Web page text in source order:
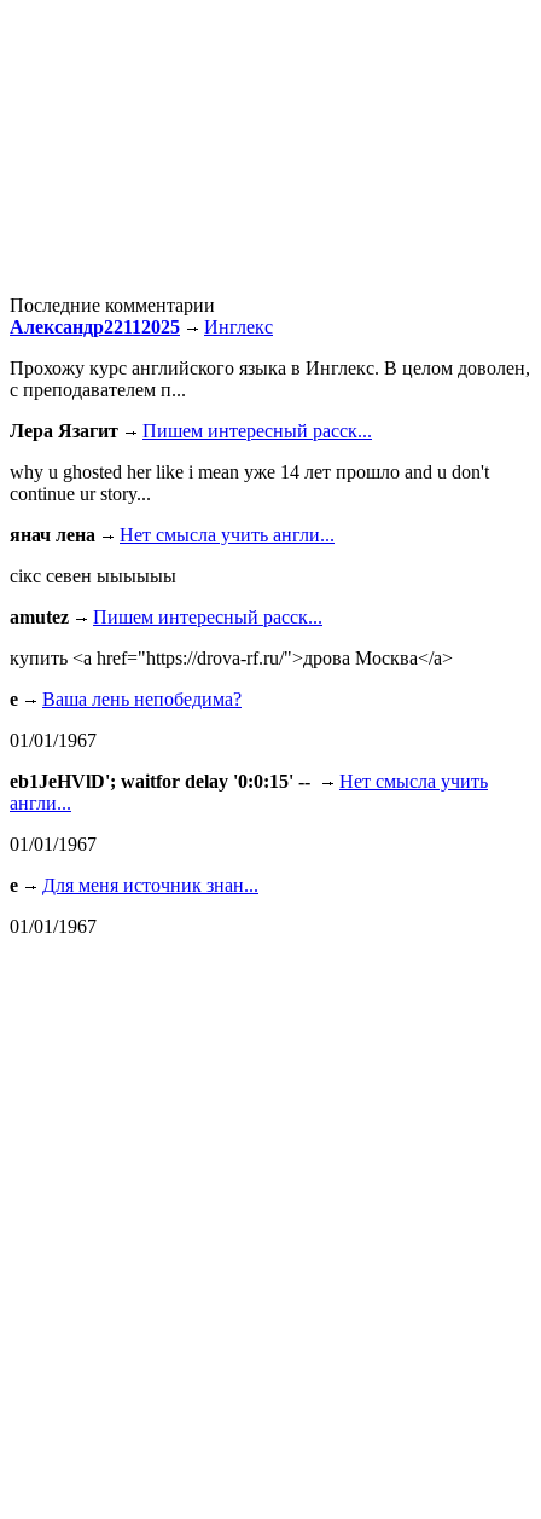
Последние комментарии
Александр22112025
Инглекс
Прохожу курс английского языка в Инглекс. В целом доволен,
с преподавателем п...
Лера Язагит
Пишем интересный расск...
why u ghosted her like i mean уже 14 лет прошло and u don't
continue ur story...
янач лена
Нет смысла учить англи...
сiкс севен ыыыыыы
amutez
Пишем интересный расск...
купить <a href="https://drova-rf.ru/">дрова Москва</a>
e
Ваша лень непобедима?
01/01/1967
eb1JeHVlD'; waitfor delay '0:0:15' --
Нет смысла учить
англи...
01/01/1967
e
Для меня источник знан...
01/01/1967